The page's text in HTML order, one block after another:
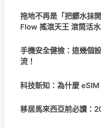
拖地不再是「把髒水抹
Flow 搖滾天王 滾筒活
手機安全健檢：這幾個
流！
科技新知：為什麼
移居馬來西亞前必讀：